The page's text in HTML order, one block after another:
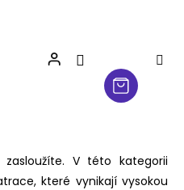
V této kategorii
které vynikají vysokou